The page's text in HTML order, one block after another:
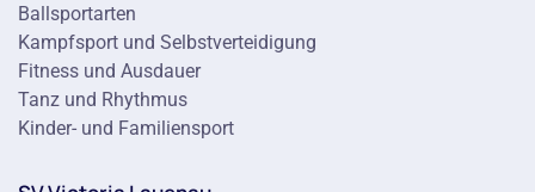
Ballsportarten
Kampfsport und Selbstverteidigung
Fitness und Ausdauer
Tanz und Rhythmus
Kinder- und Familiensport